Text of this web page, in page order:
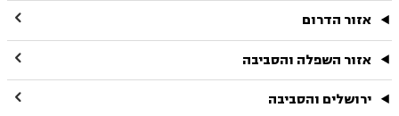
אזור הדרום 
אזור השפלה והסביבה 
ירושלים והסביבה 